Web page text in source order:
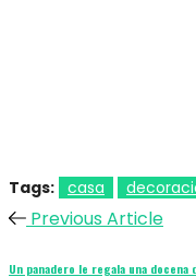
Tags: casa
Previous Article
Un panadero le regala una